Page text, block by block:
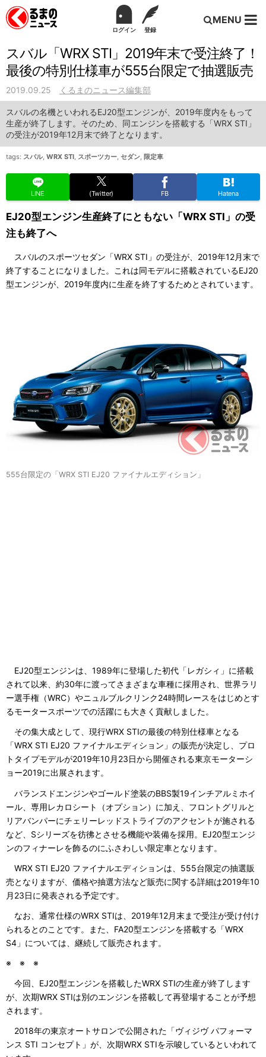
ログイン 登録
MENU
スバル「WRX STI」2019年末で受注終了！
最後の特別仕様車が555台限定で抽選販売
2019.09.25 くるまのニュース編集部
スバルの名機といわれるEJ20型エンジンが、2019年度内をもって
生産が終了します。そのため、同エンジンを搭載する「WRX STI」
の受注が2019年12月末で終了となります。
tags: スバル, WRX STI, スポーツカー, セダン, 限定車
LINE (Twitter) FB Hatena
EJ20型エンジン生産終了にともない「WRX STI」の受
注も終了へ
スバルのスポーツセダン「WRX STI」の受注が、2019年12月末で
終了することになりました。これは同モデルに搭載されているEJ20
型エンジンが、2019年度内に生産を終了するためとされています。
555台限定の「WRX STI EJ20 ファイナルエディション」
EJ20型エンジンは、1989年に登場した初代「レガシィ」に搭載
されて以来、約30年に渡ってさまざまな車種に採用され、世界ラリ
ー選手権（WRC）やニュルブルクリンク24時間レースをはじめとす
るモータースポーツでの活躍にも大きく貢献しました。
その集大成として、現行WRX STIの最後の特別仕様車となる
「WRX STI EJ20 ファイナルエディション」の販売が決定し、プロ
トタイプモデルが2019年10月23日から開催される東京モーターシ
ョー2019に出展されます。
バランスドエンジンやゴールド塗装のBBS製19インチアルミホイ
ール、専用レカロシート（オプション）に加え、フロントグリルと
リアバンパーにチェリーレッドストライプのアクセントが施される
など、Sシリーズを彷彿とさせる機能や装備を採用。EJ20型エンジ
ンのフィナーレを飾るのにふさわしい限定車となります。
WRX STI EJ20 ファイナルエディションは、555台限定の抽選販
売となりますが、価格や抽選方法など販売に関する詳細は2019年10
月23日に発表される予定です。
なお、通常仕様のWRX STIは、2019年12月末まで受注が受け付け
られるとのことです。また、FA20型エンジンを搭載する「WRX
S4」については、継続して販売されます。
※ ※ ※
今回、EJ20型エンジンを搭載したWRX STIの生産が終了します
が、次期WRX STIは別のエンジンを搭載して再登場することが予想
されます。
2018年の東京オートサロンで公開された「ヴィジヴ パフォーマ
ンス STI コンセプト」が、次期WRX STIを示唆しているといわれて